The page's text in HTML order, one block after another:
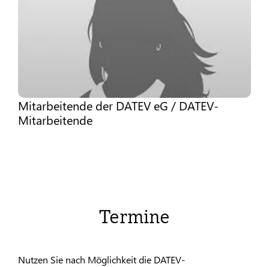
Mitarbeitende der DATEV eG / DATEV-
Mitarbeitende
Termine
Nutzen Sie nach Möglichkeit die DATEV-